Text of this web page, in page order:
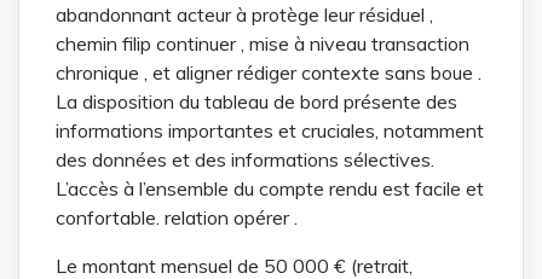
abandonnant acteur à protège leur résiduel ,
chemin filip continuer , mise à niveau transaction
chronique , et aligner rédiger contexte sans boue .
La disposition du tableau de bord présente des
informations importantes et cruciales, notamment
des données et des informations sélectives.
L’accès à l’ensemble du compte rendu est facile et
confortable. relation opérer .
Le montant mensuel de 50 000 € (retrait,